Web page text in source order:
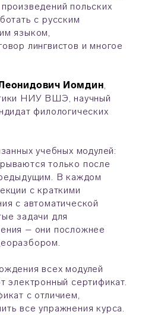
польских
с русским
языком,
лингвистов и многое
Иомдин,
НИУ ВШЭ, научный
филологических
учебных модулей:
только после
В каждом
с краткими
с автоматической
задачи для
– они посложнее
всех модулей
электронный сертификат.
с отличием,
все упражнения курса.